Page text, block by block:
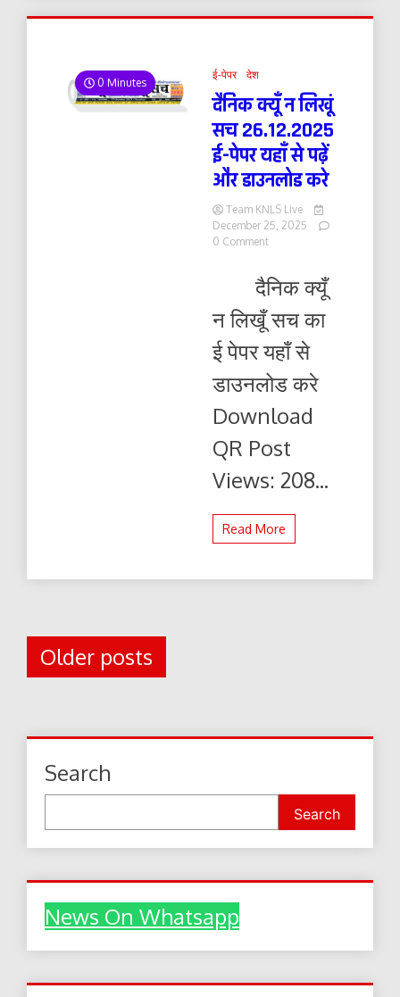
0 Minutes
ई-पेपर देश
दैनिक क्यूँ न लिखूं
सच 26.12.2025
ई-पेपर यहाँ से पढ़ें
और डाउनलोड करे
Team KNLS Live
December 25, 2025
0 Commenton
न
सच
26.12.2025
ई-
पेपर
यहाँ
पढ़ें
डाउनलोड
दैनिक क्यूँ
न लिखूँ सच का
ई पेपर यहाँ से
डाउनलोड करे
Download
QR Post
Views: 208...
Read More
Posts
Older posts
Search
Search
News On Whatsapp